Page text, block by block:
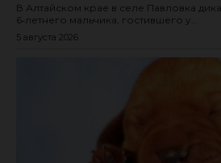
В Алтайском крае в селе Павловка
6‑летнего мальчика, гостившего у...
5 августа 2026